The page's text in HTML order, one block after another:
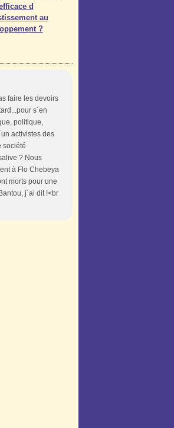
d
au
?
faire les devoirs
s´en
politique,
activistes des
société
? Nous
à Flo Chebeya
morts pour une
j´ai dit !<br